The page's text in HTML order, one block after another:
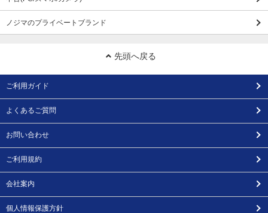
ノジマのプライベートブランド
先頭へ戻る
ご利用ガイド
よくあるご質問
お問い合わせ
ご利用規約
会社案内
個人情報保護方針